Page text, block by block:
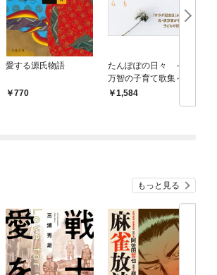
愛する源氏物語
770
たんぽぽの日々 ～俵
万智の子育て歌集～
1,584
もっと見る